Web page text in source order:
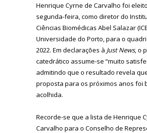
Henrique Cyrne de Carvalho foi
segunda-feira, como diretor do
Ciências Biomédicas Abel Salazar
Universidade do Porto, para o
2022. Em declarações à Just News, o
catedrático assume-se “muito
admitindo que o resultado revela
proposta para os próximos anos foi
acolhida.
Recorde-se que a lista de Henrique
Carvalho para o Conselho de